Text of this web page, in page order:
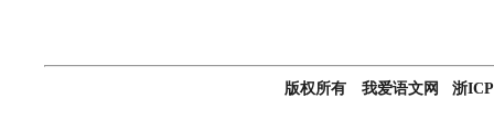
版权所有 我爱语文网 浙ICP备